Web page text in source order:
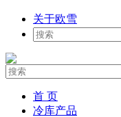
关于欧雪
首 页
冷库产品